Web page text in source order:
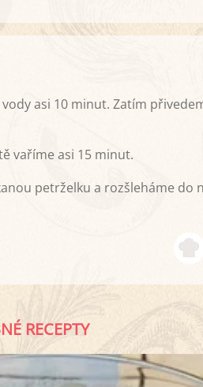
asi 10 minut. Zatím
vaříme asi 15 minut.
petrželku a rozšleháme do
RECEPTY